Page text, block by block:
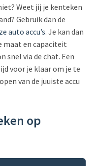
Weet jij je kenteken
Gebruik dan de
auto accu’s. Je kan dan
maat en capaciteit
snel via de chat. Een
voor je klaar om je te
van de juuiste accu
op